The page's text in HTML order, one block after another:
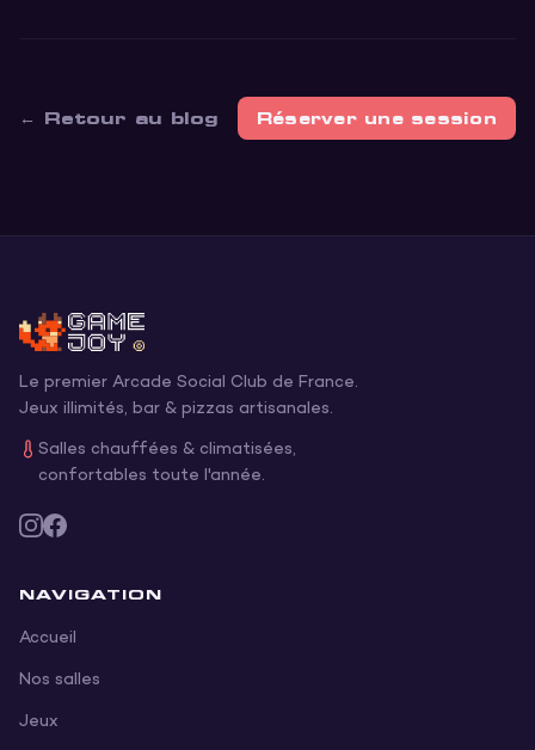
← Retour au blog Réserver une session
Le premier Arcade Social Club de France.
Jeux illimités, bar & pizzas artisanales.
Salles chauffées & climatisées,
confortables toute l'année.
NAVIGATION
Accueil
Nos salles
Jeux